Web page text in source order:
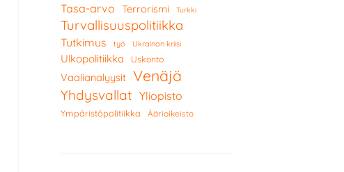
Tasa-arvo Terrorismi Turkki
Turvallisuuspolitiikka
Tutkimus työ Ukrainan kriisi
Ulkopolitiikka Uskonto
Vaalianalyysit Venäjä
Yhdysvallat Yliopisto
Ympäristöpolitiikka Äärioikeisto